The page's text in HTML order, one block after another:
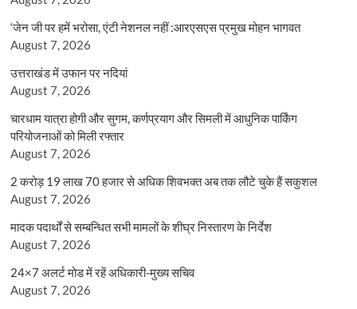
‘जेन जी पर हमें भरोसा, एंटी नेशनल नहीं :आरएसएस प्रमुख मोहन भागवत
August 7, 2026
उत्तराखंड में उफान पर नदियां
August 7, 2026
चारधाम यात्रा होगी और सुगम, कर्णप्रयाग और सिमली में आधुनिक पार्किंग
परियोजनाओं को मिली रफ्तार
August 7, 2026
2 करोड़ 19 लाख 70 हजार से अधिक शिवभक्त अब तक लौटे चुके हैं सकुशल
August 7, 2026
मादक पदार्थों से सम्बन्धित सभी मामलों के शीघ्र निस्तारण के निर्देश
August 7, 2026
24×7 अलर्ट मोड में रहें अधिकारी-मुख्य सचिव
August 7, 2026